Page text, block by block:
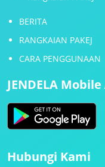
BERITA
RANGKAIAN PAKEJ
CARA PENGGUNAAN
JENDELA
Hubungi Kami